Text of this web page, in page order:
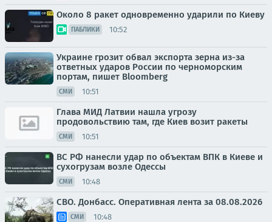
Около 8 ракет одновременно ударили по Киеву
ПАБЛИКИ 10:52
Украине грозит обвал экспорта зерна из-за
ответных ударов России по черноморским
портам, пишет Bloomberg
СМИ 10:51
Глава МИД Латвии нашла угрозу
продовольствию там, где Киев возит ракеты
СМИ 10:51
ВС РФ нанесли удар по объектам ВПК в Киеве и
сухогрузам возле Одессы
СМИ 10:48
СВО. Донбасс. Оперативная лента за 08.08.2026
СМИ 10:48